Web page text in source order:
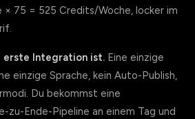
× 75 = 525 Credits/Woche, locker im
erste Integration ist. Eine einzige
einzige Sprache, kein Auto-Publish,
Du bekommst eine
zu-Ende-Pipeline an einem Tag und